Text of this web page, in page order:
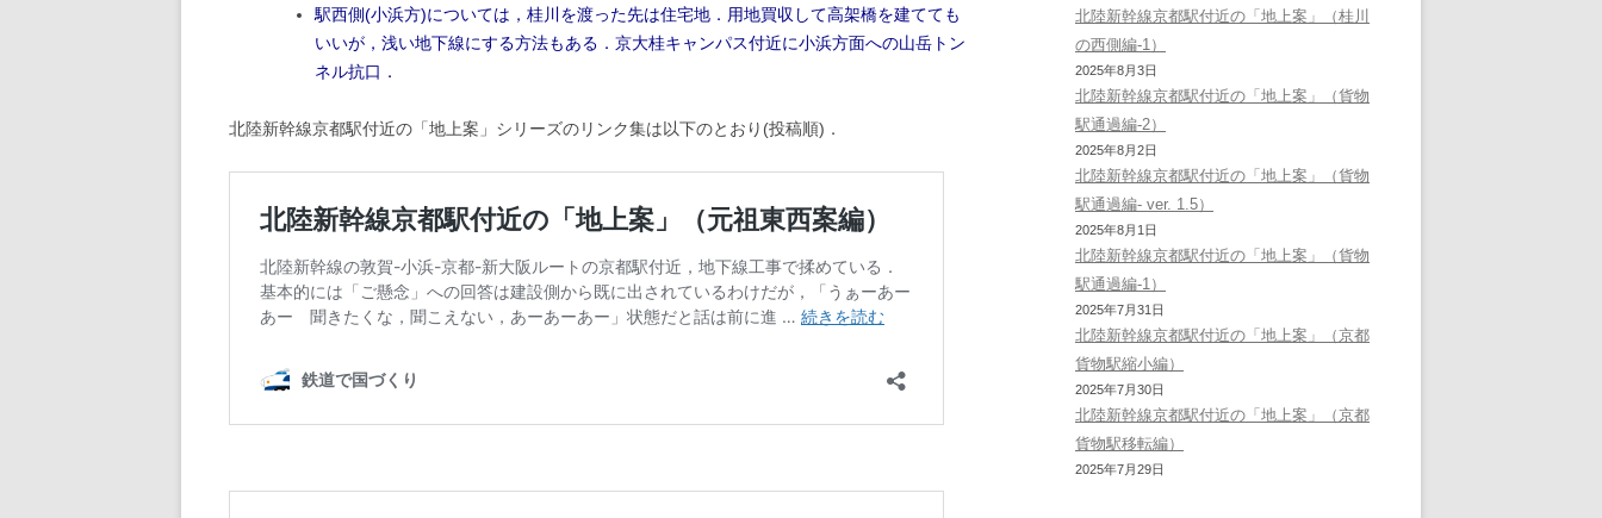
2012年の記事
2011年の記事
2010年の記事
2009年の記事
2008年の記事
2007年の記事
2006年の記事
駅西側(小浜方)については，桂川を渡った先は住宅地．用地買収して高架橋を建てても
いいが，浅い地下線にする方法もある．京大桂キャンパス付近に小浜方面への山岳トン
ネル抗口．
北陸新幹線京都駅付近の「地上案」シリーズのリンク集は以下のとおり(投稿順)．
北陸新幹線京都駅付近の「地上案」（桂川
の西側編-1）
2025年8月3日
北陸新幹線京都駅付近の「地上案」（貨物
駅通過編-2）
2025年8月2日
北陸新幹線京都駅付近の「地上案」（貨物
駅通過編- ver. 1.5）
2025年8月1日
北陸新幹線京都駅付近の「地上案」（貨物
駅通過編-1）
2025年7月31日
北陸新幹線京都駅付近の「地上案」（京都
貨物駅縮小編）
2025年7月30日
北陸新幹線京都駅付近の「地上案」（京都
貨物駅移転編）
2025年7月29日